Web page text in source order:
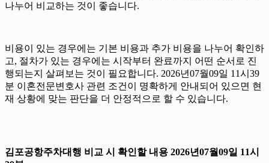
나누어 비교하는 것이 좋습니다.
비용이 있는 경우에는 기본 비용과 추가 비용을 나누어 확인하
고, 절차가 있는 경우에는 시작부터 완료까지 어떤 순서로 진
행되는지 살펴보는 것이 필요합니다. 2026년07월09일 11시39
분 이혼전문변호사 관련 조건이 명확하게 안내되어 있으면 현
재 상황에 맞는 판단을 더 안정적으로 할 수 있습니다.
김포공항주차대행 비교 시 확인할 내용 2026년07월09일 11시